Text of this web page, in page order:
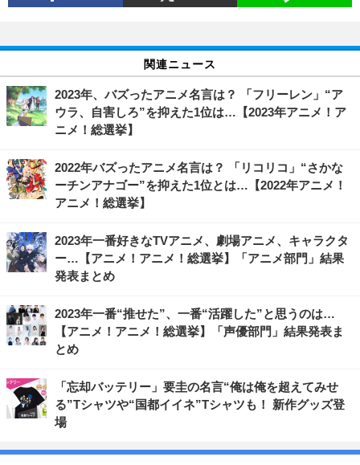
関連ニュース
2023年、バズったアニメ名言は？ 「フリーレン」“ア
ウラ、自害しろ”を抑えた1位は…【2023年アニメ！ア
ニメ！総選挙】
2022年バズったアニメ名言は？ 「リコリコ」“さかな
ーチンアナゴー”を抑えた1位とは…【2022年アニメ！
アニメ！総選挙】
2023年一番好きなTVアニメ、劇場アニメ、キャラクタ
ー…【アニメ！アニメ！総選挙】「アニメ部門」結果
発表まとめ
2023年一番“推せた”、一番“活躍した”と思うのは…
【アニメ！アニメ！総選挙】「声優部門」結果発表ま
とめ
「忘却バッテリー」要圭の名言“俺は俺を超えてみせ
る”Tシャツや“国都イイネ”Tシャツも！ 新作グッズ登
場